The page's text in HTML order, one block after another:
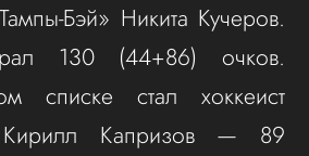
Никита Кучеров.
130 (44+86) очков.
списке стал хоккеист
Кирилл Капризов — 89